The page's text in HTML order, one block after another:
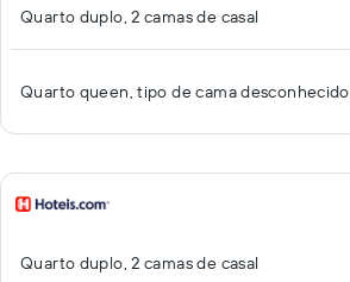
Quarto duplo, 2 camas de casal
Quarto queen, tipo de cama desconhecido
Quarto duplo, 2 camas de casal